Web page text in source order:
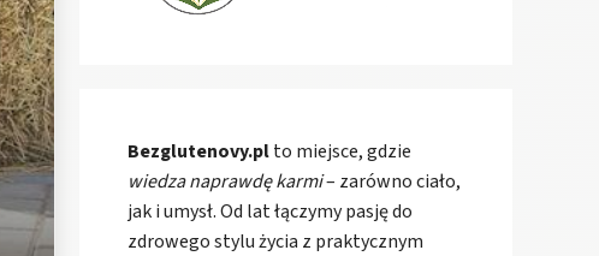
Bezglutenovy.plto miejsce, gdzie
wiedza naprawdę karmi– zarówno ciało,
jak i umysł. Od lat łączymy pasję do
zdrowego stylu życia z praktycznym